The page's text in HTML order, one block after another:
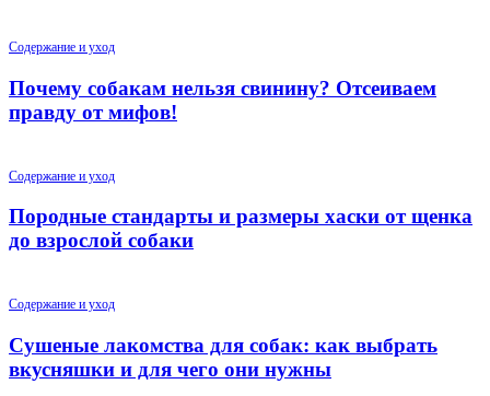
Содержание и уход
Почему собакам нельзя свинину? Отсеиваем
правду от мифов!
Содержание и уход
Породные стандарты и размеры хаски от щенка
до взрослой собаки
Содержание и уход
Сушеные лакомства для собак: как выбрать
вкусняшки и для чего они нужны